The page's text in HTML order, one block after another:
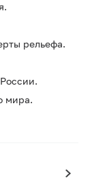
рельефа.
мира.